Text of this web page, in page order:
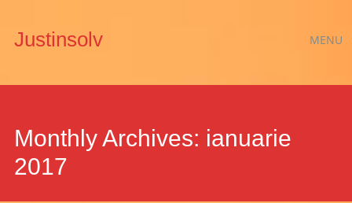
Justinsolv MENU
Monthly Archives: ianuarie
2017